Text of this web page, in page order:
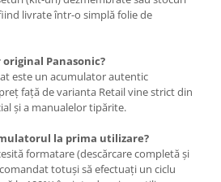
livrate într-o simplă folie de
Panasonic?
este un acumulator autentic
față de varianta Retail vine strict din
și a manualelor tipărite.
la prima utilizare?
formatare (descărcare completă și
totuși să efectuați un ciclu